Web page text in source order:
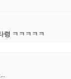
령 ㅋㅋㅋㅋㅋ